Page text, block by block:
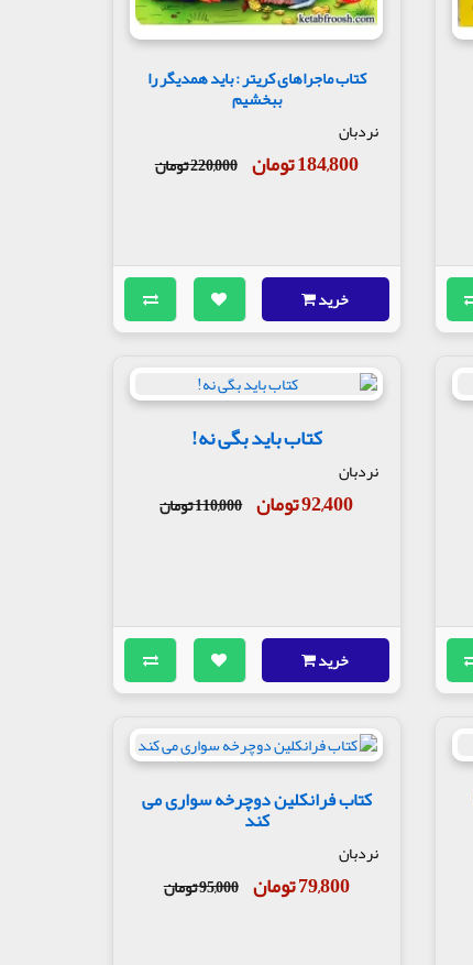
کتاب ماجراهای کریتر : باید همدیگر را
ببخشیم
نردبان
184,800 تومان 220,000 تومان
خرید
کتاب باید بگی نه!
نردبان
92,400 تومان 110,000 تومان
خرید
کتاب فرانکلین دوچرخه سواری می
کند
نردبان
79,800 تومان 95,000 تومان